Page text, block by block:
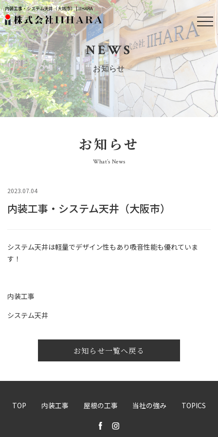
内装工事・システム天井（大阪市） | IIHARA
NEWS
お知らせ
お知らせ
What’s News
2023.07.04
内装工事・システム天井（大阪市）
システム天井は軽量でデザイン性もあり吸音性能も優れていま
す！
内装工事
システム天井
お知らせ一覧へ戻る
TOP 内装工事 屋根の工事 当社の強み TOPICS